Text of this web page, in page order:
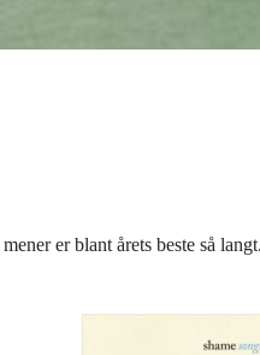
er blant årets beste så